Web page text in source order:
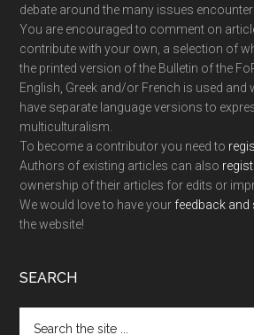
debate around the many issues
You are encouraged to comment on
contribute with your own, a selection of
the printed version of the Bulletin of the
English, Greek and/or French is used and
have separate language versions to
multiculturalism.
To become a contributor you need to
Authors of existing articles can also
ownership of their articles for edits or
We would love to have your feedback
the website!
SEARCH